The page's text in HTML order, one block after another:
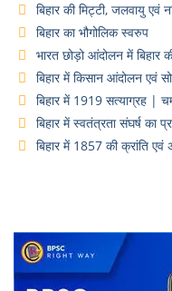
बिहार की मिट्टी, जलवायु एवं
बिहार का भौगोलिक स्वरुप
भारत छोड़ो आंदोलन में बिहार
बिहार में किसान आंदोलन एवं
बिहार में 1919 सत्याग्रह |
बिहार में स्वतंत्रता संघर्ष का
बिहार में 1857 की क्रांति एवं